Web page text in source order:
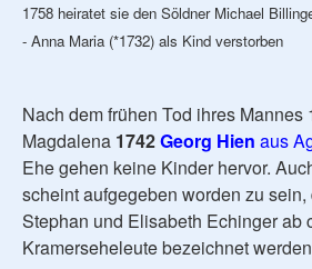
1758 heiratet sie den Söldner Michael
- Anna Maria (*1732) als Kind verstorben
Nach dem frühen Tod ihres Mannes
Magdalena 1742Georg Hien aus
Ehe gehen keine Kinder hervor.
scheint aufgegeben worden zu
Stephan und Elisabeth Echinger ab
Kramerseheleute bezeichnet